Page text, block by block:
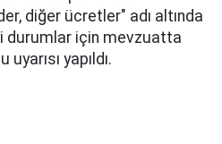
diğer ücretler" adı altında
durumlar için mevzuatta
yapıldı.